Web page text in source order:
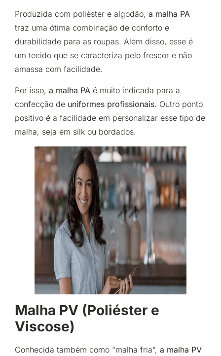
Produzida com poliéster e algodão, a malha PA
traz uma ótima combinação de conforto e
durabilidade para as roupas. Além disso, esse é
um tecido que se caracteriza pelo frescor e não
amassa com facilidade.
Por isso, a malha PA é muito indicada para a
confecção de uniformes profissionais. Outro ponto
positivo é a facilidade em personalizar esse tipo de
malha, seja em silk ou bordados.
Malha PV (Poliéster e
Viscose)
Conhecida também como “malha fria”, a malha PV